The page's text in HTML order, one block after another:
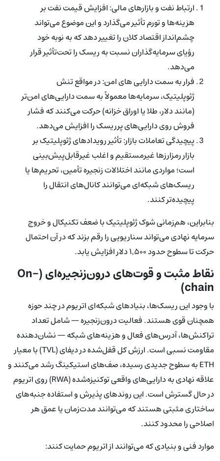
ارتباط نفت و بازارهای مالی: افزایش قیمت نفت بر
هزینه‌ها و تورم تأثیر می‌گذارد و این موضوع می‌تواند
چشم‌انداز اقتصاد کلان را تغییر دهد که به نوبه خود
رؤیای سرمایه‌گذاران نسبت به ریسک را تحت‌تأثیر قرار
می‌دهد.
فرار به سمت دارایی های امن: در مواقع تنش
ژئوپلیتیک، سرمایه‌ها معمولاً به سمت دارایی‌های امن‌تر
(مانند دلار، طلا یا اوراق خزانه) حرکت می‌کنند که فشار
فروش روی دارایی‌های پرریسک را افزایش می‌دهد.
پیچیدگی تعاملات بازار: تأثیر رویدادهای ژئوپلیتیک بر
بازار رمزارزها غیرمستقیم و اغلب غیرقابل‌پیش‌بینی
است؛ مواردی مانند اختلالات زنجیره تأمین، تحریم‌ها یا
ریسک‌های شبکه‌ای می‌توانند کانال‌های انتقال را
پیچیده‌تر کنند.
بنابراین، هم‌زمانی شوک ژئوپلیتیک با ضعف تکنیکال و خروج
سرمایه نهادی می‌تواند سناریویی را رقم بزند که در آن احتمال
حرکت تا سطوح حدود ۱٬۵۰۰ دلار افزایش یابد.
نقاط مثبت و قوت‌های درون‌زنجیره‌ای (On-
chain)
با وجود این ریسک‌ها، بنیادهای شبکه‌ای اتریوم در چند حوزه
همچنان قوی هستند. فعالیت درون‌زنجیره — شامل تعداد
تراکنش‌ها، آدرس‌های فعال و هزینه‌های شبکه — نشان‌دهنده
مقاومت نسبی است. ارزش کل قفل‌شده در دیفای (TVL) با معیار
ETH به سطوح جدیدی رسیده، صف‌های استیکینگ رشد می‌کنند و
علاقه نهادی به دارایی‌های واقعی توکنیزه‌شده (RWA) روی اتریوم
در حال گسترش است. این روندهای پذیرش و استفاده جنبه‌های
ساختاری مثبتی هستند که می‌توانند مدت‌زمان یا عمق هر
اصلاحی را محدود کنند.
موارد فنی و بنیادی که می‌توانند از اتریوم حمایت کنند: